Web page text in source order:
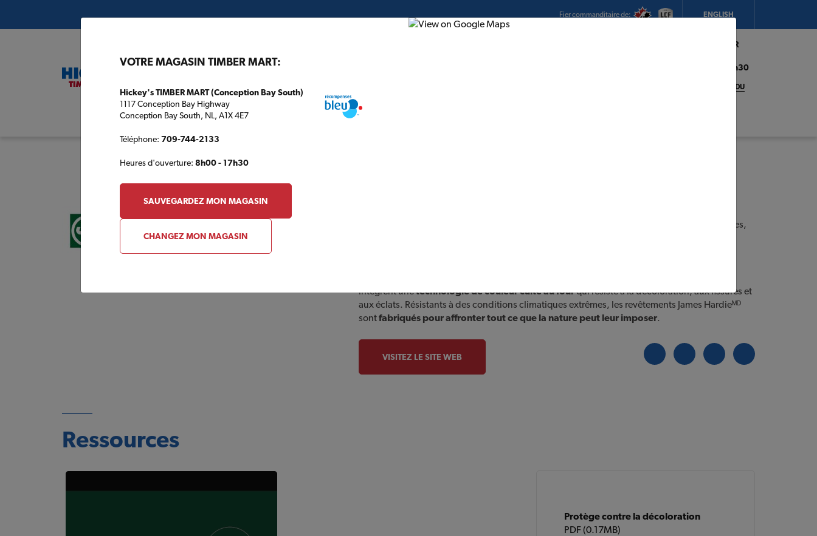
Fier commanditaire de: ENGLISH
Hickey's TIMBER
8h00 - 17h30
DÉTAILS DU
Plans de construction
. Depuis des décennies,
intègrent unetechnologie de couleur cuite au fourqui résiste à la décoloration, aux fissures et
aux éclats. Résistants à des conditions climatiques extrêmes, les revêtements James Hardieᴹᴰ
sontfabriqués pour affronter tout ce que la nature peut leur imposer.
VISITEZ LE SITE WEB
Ressources
Protège contre la décoloration
PDF (0.17MB)
VOTRE MAGASIN TIMBER MART:
Hickey's TIMBER MART (Conception Bay South)
1117 Conception Bay Highway
Conception Bay South, NL, A1X 4E7
Téléphone: 709-744-2133
Heures d'ouverture: 8h00 - 17h30
SAUVEGARDEZ MON MAGASIN
CHANGEZ MON MAGASIN